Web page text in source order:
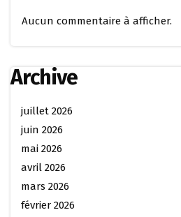
Aucun commentaire à afficher.
Archive
juillet 2026
juin 2026
mai 2026
avril 2026
mars 2026
février 2026